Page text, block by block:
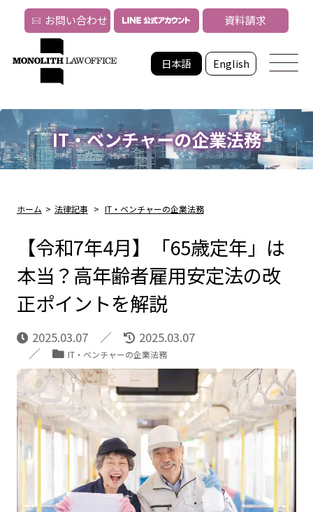
日本語 English
お問い合わせ 資料請求
IT・ベンチャーの企業法務
ホーム > 法律記事 > IT・ベンチャーの企業法務
【令和7年4月】「65歳定年」は
本当？高年齢者雇用安定法の改
正ポイントを解説
2025.03.07 2025.03.07
IT・ベンチャーの企業法務